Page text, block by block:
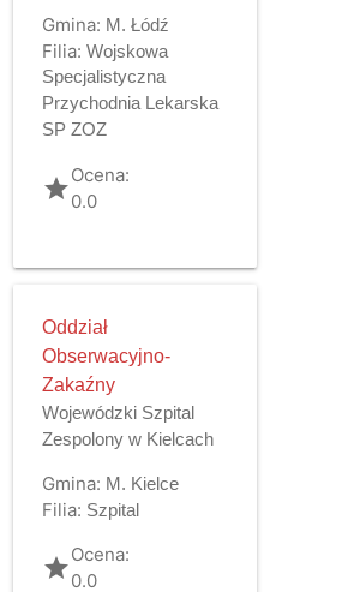
Gmina: M. Łódź
Filia: Wojskowa
Specjalistyczna
Przychodnia Lekarska
SP ZOZ
gradeOcena:
0.0
Oddział
Obserwacyjno-
Zakaźny
Wojewódzki Szpital
Zespolony w Kielcach
Gmina: M. Kielce
Filia: Szpital
gradeOcena:
0.0